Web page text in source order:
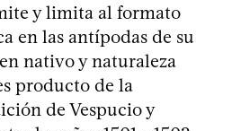
y limita al formato
en las antípodas de su
nativo y naturaleza
producto de la
de Vespucio y